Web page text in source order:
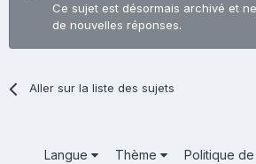
Ce sujet est désormais archivé et
de nouvelles réponses.
Aller sur la liste des sujets
Langue Thème
Politique